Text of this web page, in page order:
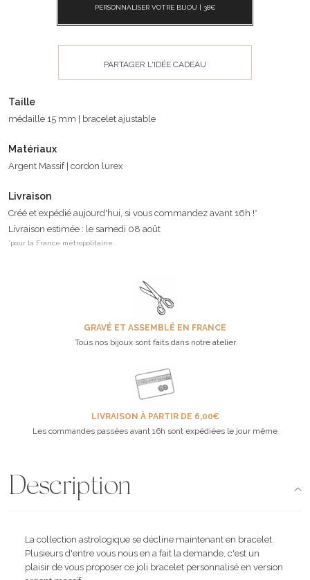
PERSONNALISER VOTRE BIJOU | 38€
PARTAGER L'IDÉE CADEAU
Taille
médaille 15 mm | bracelet ajustable
Matériaux
Argent Massif | cordon lurex
Livraison
Créé et expédié aujourd'hui, si vous commandez avant 16h !*
Livraison estimée : le samedi 08 août
*pour la France métropolitaine
GRAVÉ ET ASSEMBLÉ EN FRANCE
Tous nos bijoux sont faits dans notre atelier
LIVRAISON À PARTIR DE 6,00€
Les commandes passées avant 16h sont expédiées le jour même
Description
La collection astrologique se décline maintenant en bracelet.
Plusieurs d'entre vous nous en a fait la demande, c'est un
plaisir de vous proposer ce joli bracelet personnalisé en version